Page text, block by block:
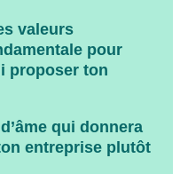
valeurs
pour
proposer ton
qui donnera
entreprise plutôt